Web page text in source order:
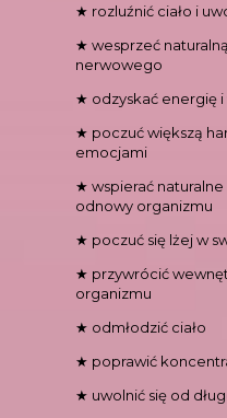
★ rozluźnić ciało i
★ wesprzeć
nerwowego
★ odzyskać energię
★ poczuć większą
emocjami
★ wspierać
odnowy organizmu
★ poczuć się lżej w
★ przywrócić
organizmu
★ odmłodzić ciało
★ poprawić
★ uwolnić się od